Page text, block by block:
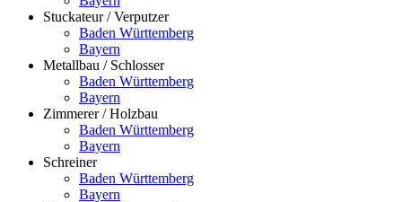
Stuckateur / Verputzer
Baden Württemberg
Bayern
Metallbau / Schlosser
Baden Württemberg
Bayern
Zimmerer / Holzbau
Baden Württemberg
Bayern
Schreiner
Baden Württemberg
Bayern